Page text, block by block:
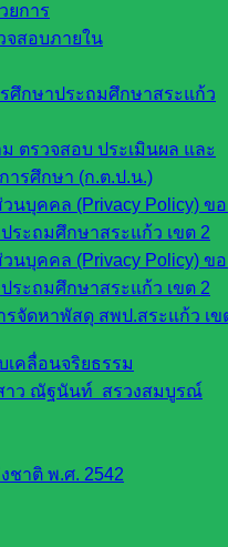
ยการ
จสอบภายใน
ศึกษาประถมศึกษาสระแก้ว
ตรวจสอบ ประเมินผล และ
ารศึกษา (ก.ต.ป.น.)
นบุคคล (Privacy Policy) ข
ระถมศึกษาสระแก้ว เขต 2
นบุคคล (Privacy Policy) ข
ระถมศึกษาสระแก้ว เขต 2
จัดหาพัสดุ สพป.สระแก้ว เข
เคลื่อนจริยธรรม
าว ณัฐนันท์ สรวงสมบูรณ์
าติ พ.ศ. 2542